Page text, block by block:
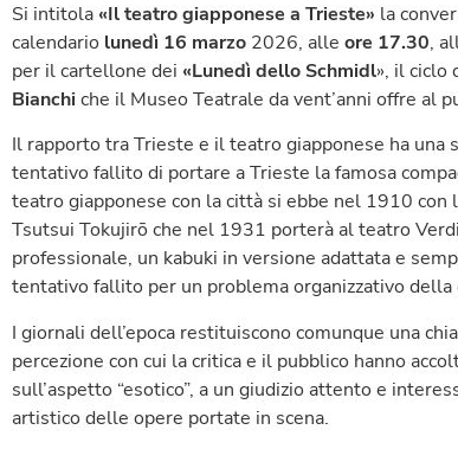
Si intitola «Il teatro giapponese a Trieste» la
calendario lunedì 16 marzo 2026, alle ore 17.30,
per il cartellone dei «Lunedì dello Schmidl», il ciclo
Bianchiche il Museo Teatrale da vent’anni offre al
Il rapporto tra Trieste e il teatro giapponese ha una
tentativo fallito di portare a Trieste la famosa
teatro giapponese con la città si ebbe nel 1910 con
Tsutsui Tokujirō che nel 1931 porterà al teatro
professionale, un kabuki in versione adattata e
tentativo fallito per un problema organizzativo della
I giornali dell’epoca restituiscono comunque una
percezione con cui la critica e il pubblico hanno
sull’aspetto “esotico”, a un giudizio attento e
artistico delle opere portate in scena.